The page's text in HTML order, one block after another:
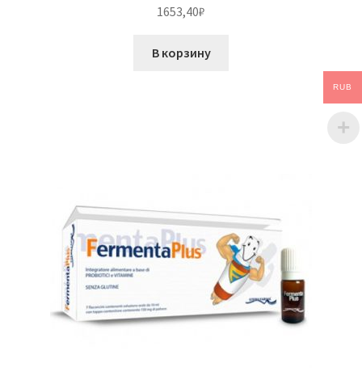
1653,40₽
В корзину
RUB